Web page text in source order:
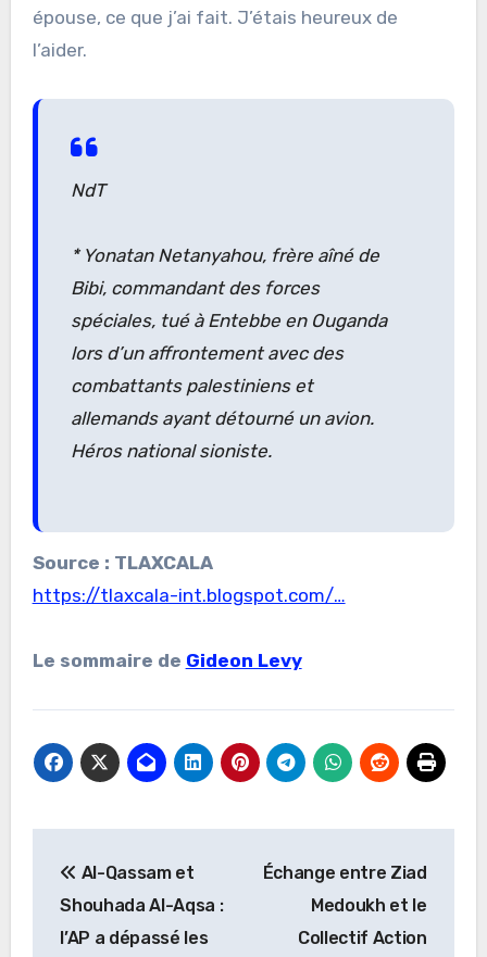
épouse, ce que j’ai fait. J’étais heureux de
l’aider.
NdT
* Yonatan Netanyahou, frère aîné de
Bibi, commandant des forces
spéciales, tué à Entebbe en Ouganda
lors d’un affrontement avec des
combattants palestiniens et
allemands ayant détourné un avion.
Héros national sioniste.
Source : TLAXCALA
https://tlaxcala-int.blogspot.com/…
Le sommaire de Gideon Levy
de
l’article
Al-Qassam et
Shouhada Al-Aqsa :
l’AP a dépassé les
Échange entre Ziad
Medoukh et le
Collectif Action